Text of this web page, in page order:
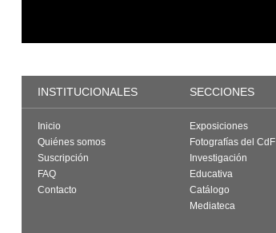
INSTITUCIONALES SECCIONES
Inicio
Quiénes somos
Suscripción
FAQ
Contacto
Exposiciones
Fotografías del CdF
Investigación
Educativa
Catálogo
Mediateca